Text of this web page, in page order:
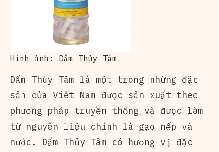
Hình ảnh: Dấm Thủy Tâm
Dấm Thủy Tâm là một trong những đặc
sản của Việt Nam được sản xuất theo
phương pháp truyền thống và được làm
từ nguyên liệu chính là gạo nếp và
nước. Dấm Thủy Tâm có hương vị đặc